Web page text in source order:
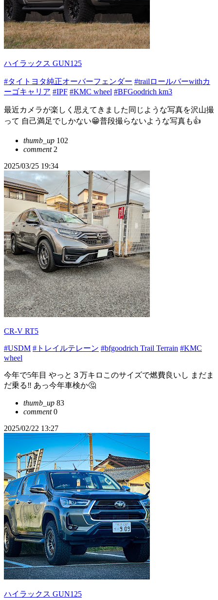
ハイラックス GUN125
#タイトヨタ純正オーバーフェンダー #trailロールバーwithカ
ーゴキャリア #IPF #KMC wheel #BFGoodrich km3
最近カメラが楽しく思えてきました同じような写真を沢山撮
って 自己満足でしかない😁普段撮らないような写真も︎︎👍
thumb_up 102
comment2
2025/03/25 19:34
CR-V RT5
#USDM #トレイルテレーン #bfgoodrich Trail Terrain #KMC
wheel
今年で5年目 やっと３万キロこのサイズで燃費良いし まだま
だ乗る‼ あっ今年車検か🤔
thumb_up 83
comment0
2025/02/22 13:27
ハイラックス GUN125